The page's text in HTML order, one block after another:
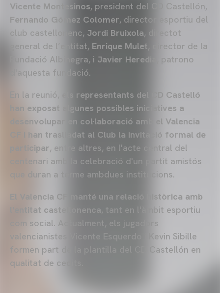
Vicente Montesinos, president del CD Castellón,
Fernando Gómez Colomer, director esportiu del
club castellonenc, Jordi Bruixola, directot
general de l’entitat, Enrique Mulet , director de la
Fundació Albinegra, i Javier Heredia
, patrono
d'aquesta fundació.
En la reunió,
els representants del CD Castelló
han exposat algunes possibles iniciatives a
desenvolupar en col·laboració amb el Valencia
CF i han traslladat al Club la invitació formal de
participar, entre altres, en l'acte central del
centenari amb la celebració d'un partit amistós
que duran a terme ambdues institucions.
El Valencia CF manté una relació històrica amb
l'entitat castellonenca, tant en l'àmbit esportiu
com social. Actualment, els jugadors
valencianistes Vicente Esquerdo i Kevin Sibille
formen part de la plantilla del CD Castellón en
qualitat de cedits.